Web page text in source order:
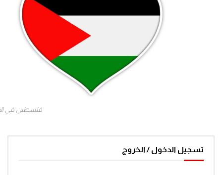
فلسطين في
تسجيل الدخول / الخروج